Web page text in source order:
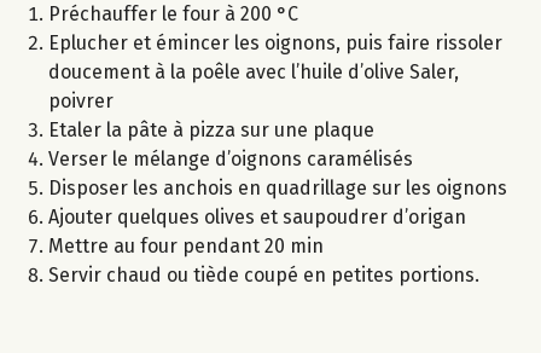
Préchauffer le four à 200 °C
Eplucher et émincer les oignons, puis faire rissoler
doucement à la poêle avec l’huile d’olive Saler,
poivrer
Etaler la pâte à pizza sur une plaque
Verser le mélange d’oignons caramélisés
Disposer les anchois en quadrillage sur les oignons
Ajouter quelques olives et saupoudrer d’origan
Mettre au four pendant 20 min
Servir chaud ou tiède coupé en petites portions.